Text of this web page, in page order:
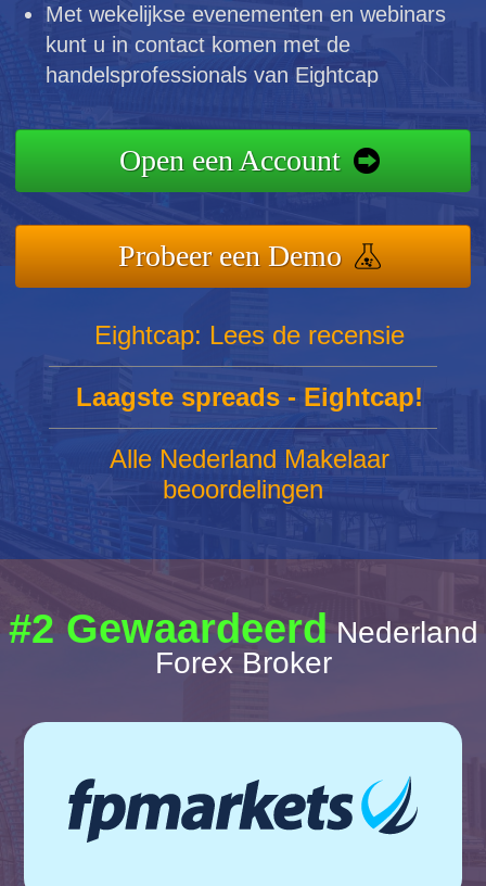
Met wekelijkse evenementen en webinars
kunt u in contact komen met de
handelsprofessionals van Eightcap
Open een Account
Probeer een Demo
Eightcap: Lees de recensie
Laagste spreads - Eightcap!
Alle Nederland Makelaar
beoordelingen
#2 Gewaardeerd Nederland
Forex Broker